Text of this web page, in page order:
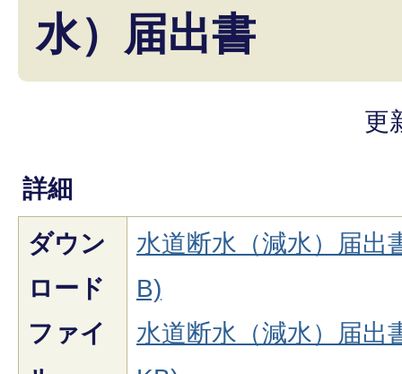
水）届出書
更
詳細
ダウン
ロード
ファイ
水道断水（減水）届出
B)
水道断水（減水）届出